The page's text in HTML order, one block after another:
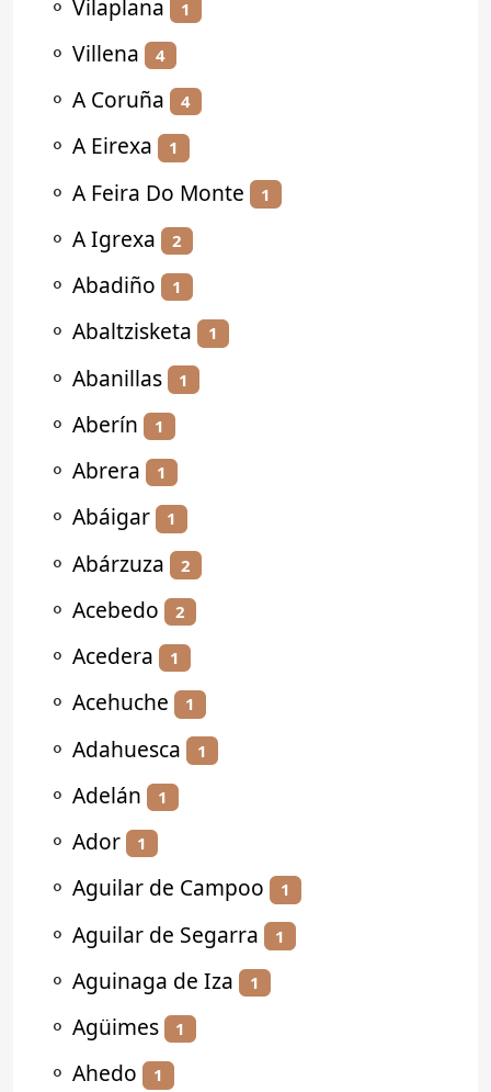
⚬ Vilaplana 1
⚬ Villena 4
⚬ A Coruña 4
⚬ A Eirexa 1
⚬ A Feira Do Monte 1
⚬ A Igrexa 2
⚬ Abadiño 1
⚬ Abaltzisketa 1
⚬ Abanillas 1
⚬ Aberín 1
⚬ Abrera 1
⚬ Abáigar 1
⚬ Abárzuza 2
⚬ Acebedo 2
⚬ Acedera 1
⚬ Acehuche 1
⚬ Adahuesca 1
⚬ Adelán 1
⚬ Ador 1
⚬ Aguilar de Campoo 1
⚬ Aguilar de Segarra 1
⚬ Aguinaga de Iza 1
⚬ Agüimes 1
⚬ Ahedo 1